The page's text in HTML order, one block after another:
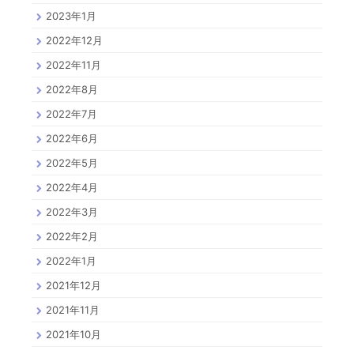
2023年1月
2022年12月
2022年11月
2022年8月
2022年7月
2022年6月
2022年5月
2022年4月
2022年3月
2022年2月
2022年1月
2021年12月
2021年11月
2021年10月